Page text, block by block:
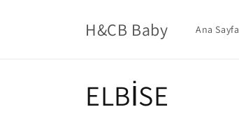
H&CB Baby Ana Sayfa
K
ELBİSE